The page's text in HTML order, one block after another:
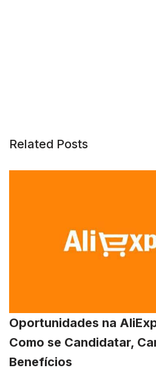
Related Posts
Oportunidades na
Como se Candidatar,
Benefícios